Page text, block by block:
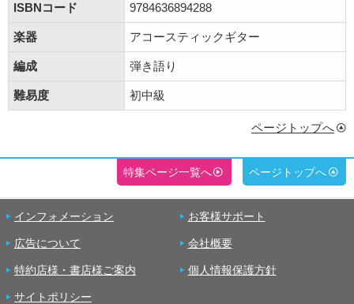
ISBNコード 9784636894288
楽器 アコースティックギター
編成 弾き語り
難易度 初中級
ページトップへ
特集ページ一覧へ ページトップへ
インフォメーション お客様サポート
広告について 会社概要
特約店様・書店様ご案内 個人情報保護方針
サイトポリシー